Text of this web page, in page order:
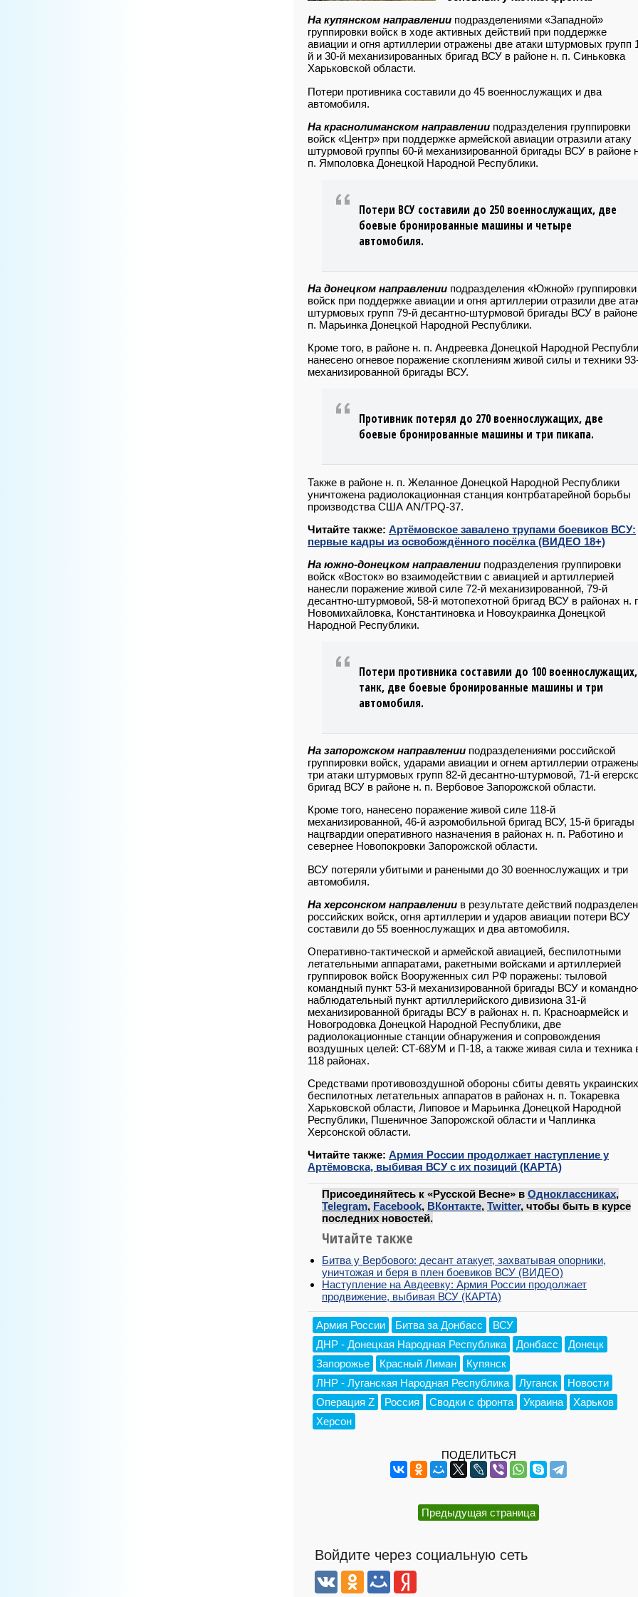
На купянском направлении подразделениями «Западной»
группировки войск в ходе активных действий при поддержке
авиации и огня артиллерии отражены две атаки штурмовых групп
й и 30-й механизированных бригад ВСУ в районе н. п. Синьковка
Харьковской области.
Потери противника составили до 45 военнослужащих и два
автомобиля.
На краснолиманском направлении подразделения группировки
войск «Центр» при поддержке армейской авиации отразили атаку
штурмовой группы 60-й механизированной бригады ВСУ в районе
п. Ямполовка Донецкой Народной Республики.
Потери ВСУ составили до 250 военнослужащих, две
боевые бронированные машины и четыре
автомобиля.
На донецком направлении подразделения «Южной» группировки
войск при поддержке авиации и огня артиллерии отразили две
штурмовых групп 79-й десантно-штурмовой бригады ВСУ в
п. Марьинка Донецкой Народной Республики.
Кроме того, в районе н. п. Андреевка Донецкой Народной
нанесено огневое поражение скоплениям живой силы и техники
механизированной бригады ВСУ.
Противник потерял до 270 военнослужащих, две
боевые бронированные машины и три пикапа.
Также в районе н. п. Желанное Донецкой Народной Республики
уничтожена радиолокационная станция контрбатарейной борьбы
производства США AN/TPQ-37.
Читайте также: Артёмовское завалено трупами боевиков ВСУ:
первые кадры из освобождённого посёлка (ВИДЕО 18+)
На южно-донецком направлении подразделения группировки
войск «Восток» во взаимодействии с авиацией и артиллерией
нанесли поражение живой силе 72-й механизированной, 79-й
десантно-штурмовой, 58-й мотопехотной бригад ВСУ в районах н.
Новомихайловка, Константиновка и Новоукраинка Донецкой
Народной Республики.
Потери противника составили до 100 военнослужащих,
танк, две боевые бронированные машины и три
автомобиля.
На запорожском направлении подразделениями российской
группировки войск, ударами авиации и огнем артиллерии отражены
три атаки штурмовых групп 82-й десантно-штурмовой, 71-й
бригад ВСУ в районе н. п. Вербовое Запорожской области.
Кроме того, нанесено поражение живой силе 118-й
механизированной, 46-й аэромобильной бригад ВСУ, 15-й бригады
нацгвардии оперативного назначения в районах н. п. Работино и
севернее Новопокровки Запорожской области.
ВСУ потеряли убитыми и ранеными до 30 военнослужащих и три
автомобиля.
На херсонском направлении в результате действий
российских войск, огня артиллерии и ударов авиации потери ВСУ
составили до 55 военнослужащих и два автомобиля.
Оперативно-тактической и армейской авиацией, беспилотными
летательными аппаратами, ракетными войсками и артиллерией
группировок войск Вооруженных сил РФ поражены: тыловой
командный пункт 53-й механизированной бригады ВСУ и
наблюдательный пункт артиллерийского дивизиона 31-й
механизированной бригады ВСУ в районах н. п. Красноармейск и
Новогродовка Донецкой Народной Республики, две
радиолокационные станции обнаружения и сопровождения
воздушных целей: СТ-68УМ и П-18, а также живая сила и техника
118 районах.
Средствами противовоздушной обороны сбиты девять украинских
беспилотных летательных аппаратов в районах н. п. Токаревка
Харьковской области, Липовое и Марьинка Донецкой Народной
Республики, Пшеничное Запорожской области и Чаплинка
Херсонской области.
Читайте также: Армия России продолжает наступление у
Артёмовска, выбивая ВСУ с их позиций (КАРТА)
Присоединяйтесь к «Русской Весне» в Одноклассниках,
Telegram, Facebook, ВКонтакте, Twitter, чтобы быть в курсе
последних новостей.
Читайте также
Битва у Вербового: десант атакует, захватывая опорники,
уничтожая и беря в плен боевиков ВСУ (ВИДЕО)
Наступление на Авдеевку: Армия России продолжает
продвижение, выбивая ВСУ (КАРТА)
Армия России Битва за Донбасс
ВСУ
ДНР - Донецкая Народная Республика
Донбасс
Донецк
Запорожье
Красный Лиман
Купянск
ЛНР - Луганская Народная Республика
Луганск
Новости
Операция Z
Россия Сводки с фронта Украина
Харьков
Херсон
ПОДЕЛИТЬСЯ
Предыдущая страница
Войдите через социальную сеть